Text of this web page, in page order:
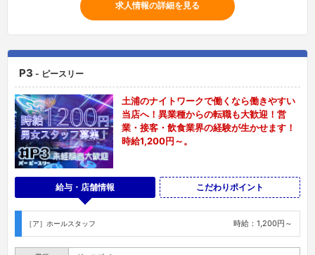
求人情報の詳細を見る
P3 - ピースリー
土浦のナイトワークで働くなら働きやすい
当店へ！異業種からの転職も大歓迎！営
業・接客・飲食業界の経験が生かせます！
時給1,200円～。
給与・店舗情報 こだわりポイント
［ア］ホールスタッフ 時給：1,200円～